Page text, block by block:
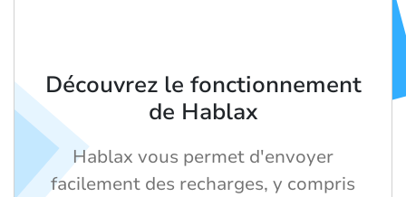
Découvrez le fonctionnement
de Hablax
Hablax vous permet d'envoyer
facilement des recharges, y compris